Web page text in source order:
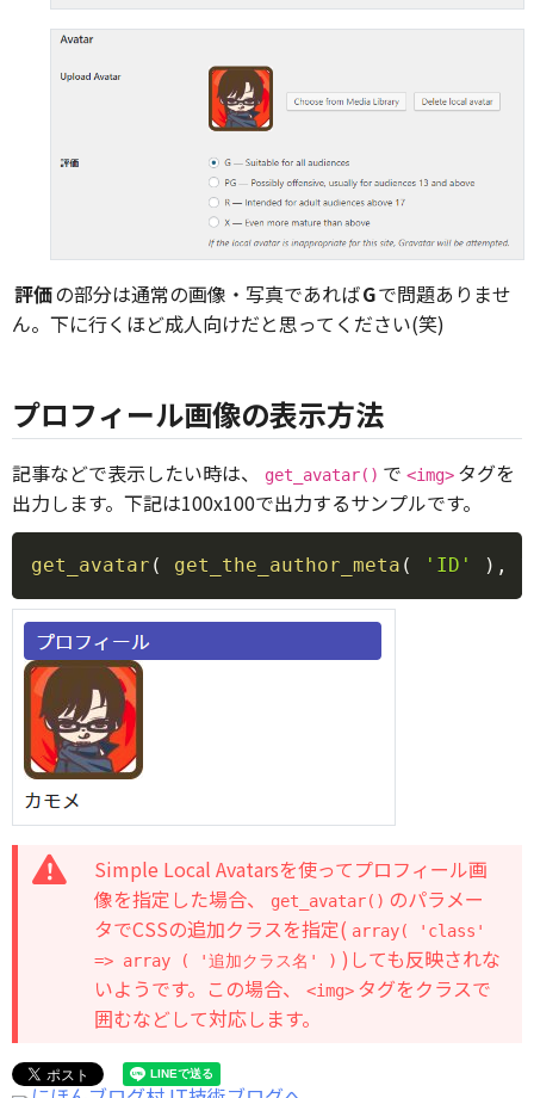
評価の部分は通常の画像・写真であればGで問題ありませ
ん。下に行くほど成人向けだと思ってください(笑)
プロフィール画像の表示方法
記事などで表示したい時は、 get_avatar() で <img> タグを
出力します。下記は100x100で出力するサンプルです。
get_avatar ( get_the_author_meta ( 'ID' ) ,
Copy
Simple Local Avatarsを使ってプロフィール画
像を指定した場合、
get_avatar() のパラメー
タでCSSの追加クラスを指定( array( 'class'
=> array ( '追加クラス名' ) )しても反映されな
いようです。この場合、
<img> タグをクラスで
囲むなどして対応します。